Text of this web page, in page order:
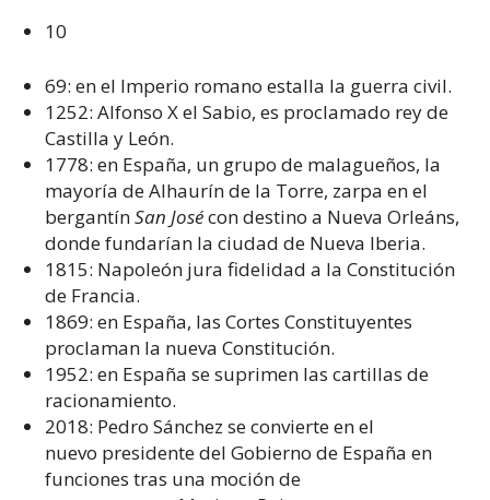
10
69: en el Imperio romano estalla la guerra civil.
1252: Alfonso X el Sabio, es proclamado rey de
Castilla y León.
1778: en España, un grupo de malagueños, la
mayoría de Alhaurín de la Torre, zarpa en el
bergantínSan Josécon destino a Nueva Orleáns,
donde fundarían la ciudad de Nueva Iberia.
1815: Napoleón jura fidelidad a la Constitución
de Francia.
1869: en España, las Cortes Constituyentes
proclaman la nueva Constitución.
1952: en España se suprimen las cartillas de
racionamiento.
2018: Pedro Sánchez se convierte en el
nuevo presidente del Gobierno de España en
funciones tras una moción de